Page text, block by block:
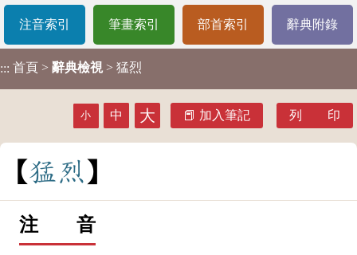
注音索引 筆畫索引 部首索引 辭典附錄
::: 首頁 > 辭典檢視 > 猛烈
小 中 大 加入筆記 列 印
猛 烈
注 音